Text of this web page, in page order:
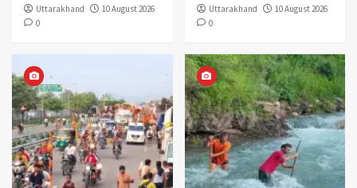
Uttarakhand
10 August 2026
0
Uttarakhand
10 August 2026
0